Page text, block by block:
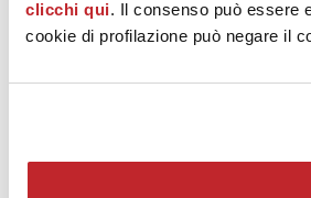
clicchi qui. Il consenso può essere
cookie di profilazione può negare il
Reggio Emilia
www.supergres.com